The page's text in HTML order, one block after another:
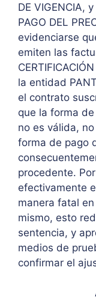
DE VIGENCIA,
PAGO DEL
evidenciarse
emiten las
la entidad
el contrato
que la forma
no es válida,
forma de pago
procedente.
efectivamente
manera fatal
mismo, esto
sentencia, y
medios de
confirmar el